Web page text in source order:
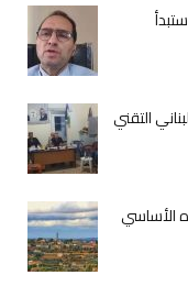
التقني
الأساسي